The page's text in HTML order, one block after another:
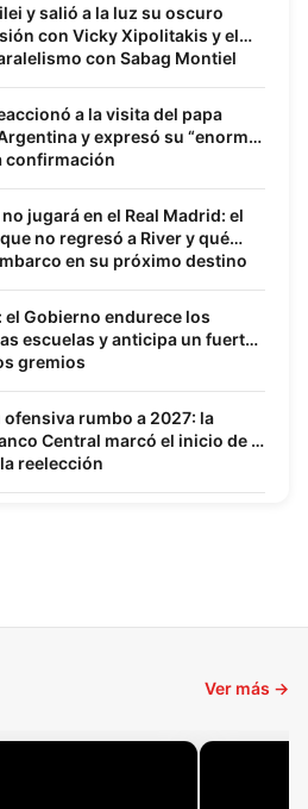
y salió a la luz su oscuro
con Vicky Xipolitakis y el
con Sabag Montiel
a la visita del papa
y expresó su “enorme
confirmación
jugará en el Real Madrid: el
no regresó a River y qué
en su próximo destino
el Gobierno endurece los
escuelas y anticipa un fuerte
gremios
rumbo a 2027: la
Central marcó el inicio de la
reelección
Ver más →